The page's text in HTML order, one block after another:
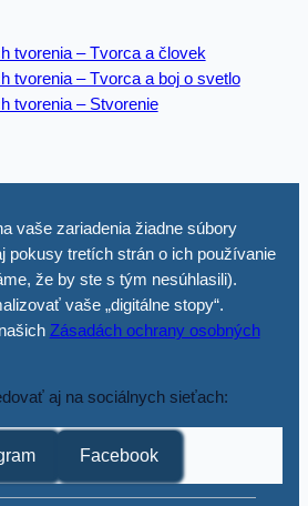
tvorenia – Tvorca a človek
tvorenia – Tvorca a boj o svetlo
tvorenia – Stvorenie
vaše zariadenia žiadne súbory
pokusy tretích strán o ich používanie
že by ste s tým nesúhlasili).
vaše „digitálne stopy“.
Zásadách ochrany osobných
aj na sociálnych sieťach:
Facebook